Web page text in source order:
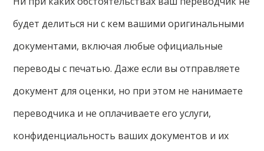
будет делиться ни с кем вашими оригинальными
документами, включая любые официальные
переводы с печатью. Даже если вы отправляете
документ для оценки, но при этом не нанимаете
переводчика и не оплачиваете его услуги,
конфиденциальность ваших документов и их